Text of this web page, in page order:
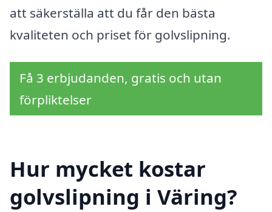
att säkerställa att du får den bästa
kvaliteten och priset för golvslipning.
Få 3 erbjudanden, gratis och utan
förpliktelser
Hur mycket kostar
golvslipning i Väring?